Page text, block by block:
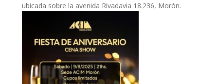
ubicada sobre la avenida Rivadavia 18.236, Morón.